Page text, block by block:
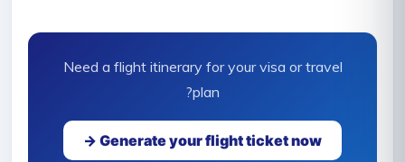
Need a flight itinerary for your visa or travel
plan?
Generate your flight ticket now →